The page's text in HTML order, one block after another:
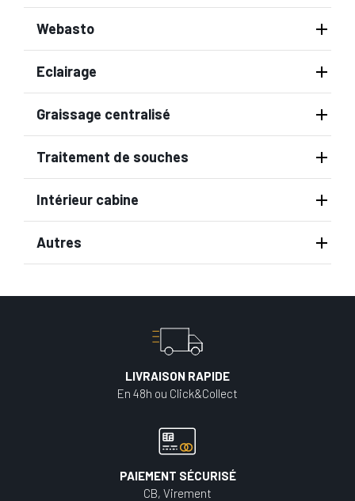
Webasto
Eclairage
Graissage centralisé
Traitement de souches
Intérieur cabine
Autres
LIVRAISON RAPIDE
En 48h ou Click&Collect
PAIEMENT SÉCURISÉ
CB, Virement